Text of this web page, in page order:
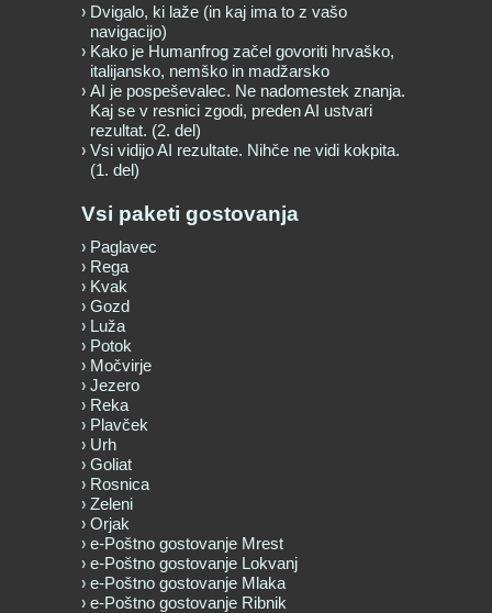
Dvigalo, ki laže (in kaj ima to z vašo
navigacijo)
Kako je Humanfrog začel govoriti hrvaško,
italijansko, nemško in madžarsko
AI je pospeševalec. Ne nadomestek znanja.
Kaj se v resnici zgodi, preden AI ustvari
rezultat. (2. del)
Vsi vidijo AI rezultate. Nihče ne vidi kokpita.
(1. del)
Vsi paketi gostovanja
Paglavec
Rega
Kvak
Gozd
Luža
Potok
Močvirje
Jezero
Reka
Plavček
Urh
Goliat
Rosnica
Zeleni
Orjak
e-Poštno gostovanje Mrest
e-Poštno gostovanje Lokvanj
e-Poštno gostovanje Mlaka
e-Poštno gostovanje Ribnik